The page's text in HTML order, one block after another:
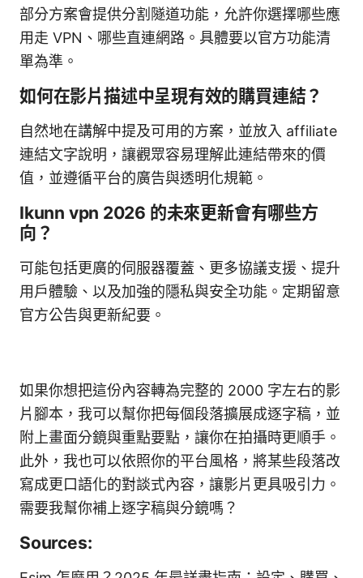
部分方案會提供分割隧道功能，允許你選擇哪些應
用走 VPN、哪些直連網路。具體要以官方功能清
單為準。
如何在影片描述中呈現有效的購買連結？
自然地在講解中提及可用的方案，並放入 affiliate
連結文字說明，讓觀眾容易理解此連結帶來的價
值，並遵循平台的廣告與透明化規範。
Ikunn vpn 2026 的未來更新會有哪些方
向？
可能包括更廣的伺服器覆蓋、更多協議支援、提升
用戶體驗、以及加強的隱私與安全功能。定期留意
官方公告與更新紀要。
如果你想把這份內容轉為完整的 2000 字左右的影
片腳本，我可以幫你把每個段落擴展成逐字稿，並
附上畫面分鏡與重點要點，讓你在拍攝時更順手。
此外，我也可以依照你的平台風格，將某些段落改
寫成更口語化的對談式內容，讓影片更具吸引力。
需要我幫你補上逐字稿與分鏡嗎？
Sources: